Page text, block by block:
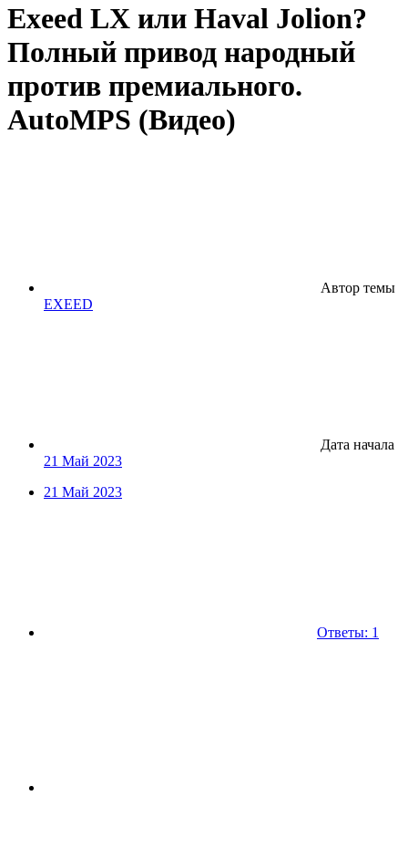
Exeed LX или Haval Jolion?
Полный привод народный
против премиального.
AutoMPS (Видео)
Автор темы
EXEED
Дата начала
21 Май 2023
21 Май 2023
Ответы: 1